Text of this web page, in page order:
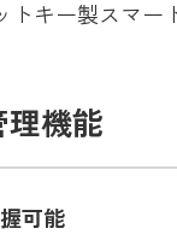
キー製スマー
機能
可能